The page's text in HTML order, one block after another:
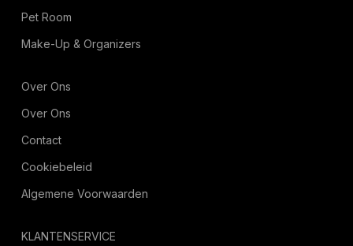
Pet Room
Make-Up & Organizers
Over Ons
Over Ons
Contact
Cookiebeleid
Algemene Voorwaarden
KLANTENSERVICE